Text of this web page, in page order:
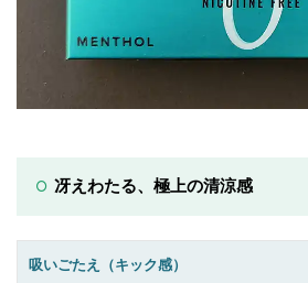
冴えわたる、極上の清涼感
吸いごたえ（キック感）